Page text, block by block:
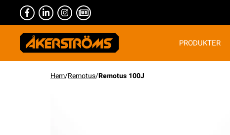
PRODUKTER
Hem/Remotus/Remotus 100J